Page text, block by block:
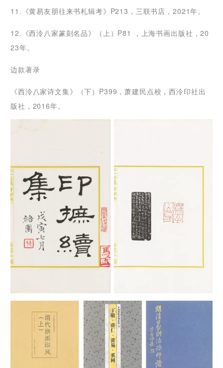
11.《黄易友朋往来书札辑考》P213，三联书店，2021年。
12.《西泠八家篆刻名品》（上）P81 ，上海书画出版社，20
23年。
边款著录
《西泠八家诗文集》（下）P399，萧建民点校，西泠印社出
版社，2016年。